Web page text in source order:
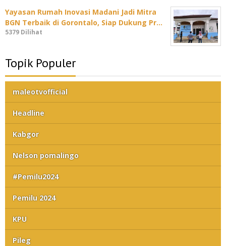
Yayasan Rumah Inovasi Madani Jadi Mitra
BGN Terbaik di Gorontalo, Siap Dukung Pr…
5379 Dilihat
Topik Populer
maleotvofficial
Headline
Kabgor
Nelson pomalingo
#Pemilu2024
Pemilu 2024
KPU
Pileg